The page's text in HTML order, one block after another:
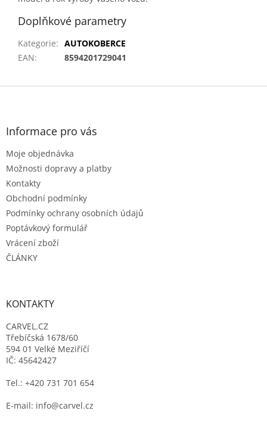
Doplňkové parametry
Kategorie: AUTOKOBERCE
EAN: 8594201729041
Z
Informace pro vás
Moje objednávka
Možnosti dopravy a platby
Kontakty
Obchodní podmínky
Podmínky ochrany osobních údajů
Poptávkový formulář
Vrácení zboží
ČLÁNKY
KONTAKTY
CARVEL.CZ
Třebíčská 1678/60
594 01 Velké Meziříčí
IČ: 45642427
Tel.: +420 731 701 654
E-mail: info@carvel.cz